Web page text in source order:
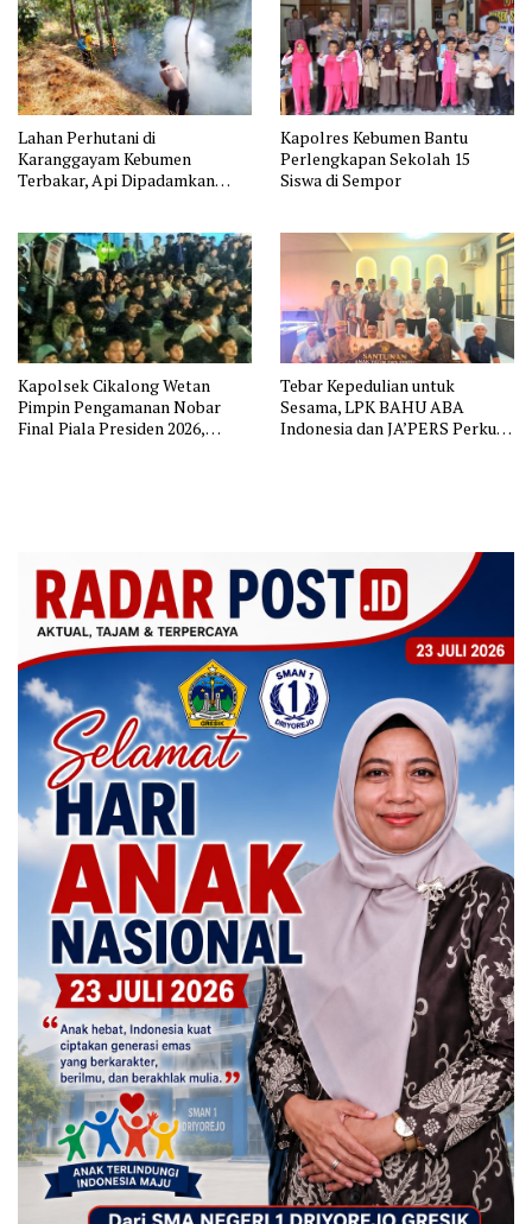
Lahan Perhutani di
Karanggayam Kebumen
Terbakar, Api Dipadamkan
Kapolres Kebumen Bantu
Perlengkapan Sekolah 15
Siswa di Sempor
Kapolsek Cikalong Wetan
Pimpin Pengamanan Nobar
Final Piala Presiden 2026,
Tebar Kepedulian untuk
Sesama, LPK BAHU ABA
Indonesia dan JA’PERS Perkuat